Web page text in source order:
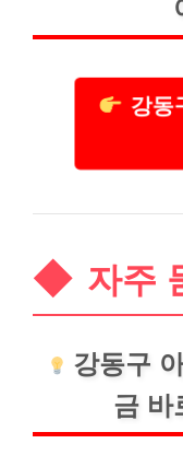
강동
자주
강동구
금 바